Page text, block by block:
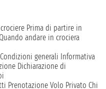
Prima di partire in
andare in crociera
Condizioni generali Informativa
Dichiarazione di
Prenotazione Volo Privato Chi